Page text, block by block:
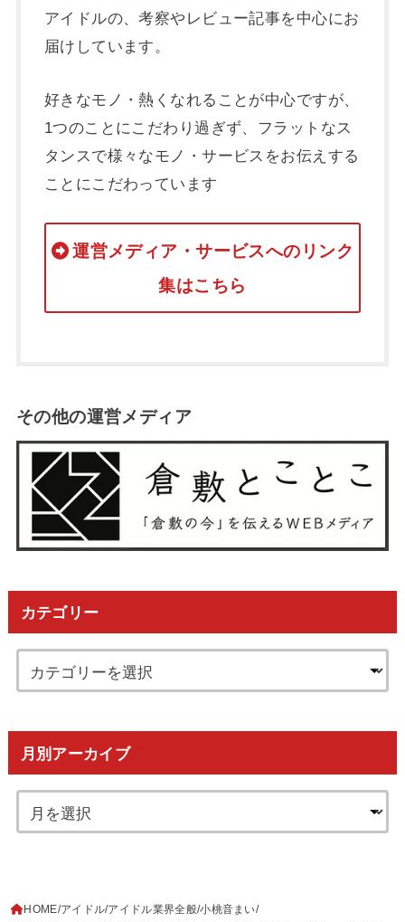
アイドルの、考察やレビュー記事を中心にお
届けしています。
好きなモノ・熱くなれることが中心ですが、
1つのことにこだわり過ぎず、フラットなス
タンスで様々なモノ・サービスをお伝えする
ことにこだわっています
運営メディア・サービスへのリンク
集はこちら
その他の運営メディア
カテゴリー
月別アーカイブ
HOME アイドル アイドル業界全般 小桃音まい